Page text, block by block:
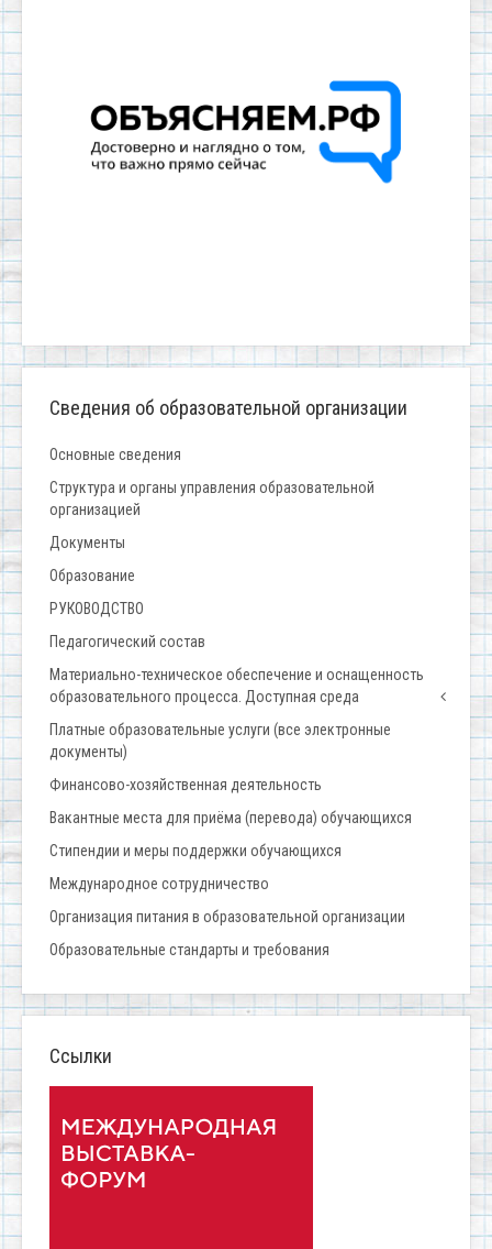
Сведения об образовательной организации
Основные сведения
Структура и органы управления образовательной
организацией
Документы
Образование
РУКОВОДСТВО
Педагогический состав
Материально-техническое обеспечение и оснащенность
образовательного процесса. Доступная среда
Платные образовательные услуги (все электронные
документы)
Финансово-хозяйственная деятельность
Вакантные места для приёма (перевода) обучающихся
Стипендии и меры поддержки обучающихся
Международное сотрудничество
Организация питания в образовательной организации
Образовательные стандарты и требования
Ссылки